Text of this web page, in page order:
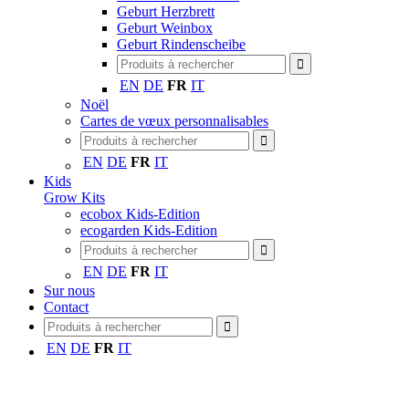
Geburt Herzbrett
Geburt Weinbox
Geburt Rindenscheibe
EN DE FR IT
Noël
Cartes de vœux personnalisables
EN DE FR IT
Kids
Grow Kits
ecobox Kids-Edition
ecogarden Kids-Edition
EN DE FR IT
Sur nous
Contact
EN DE FR IT